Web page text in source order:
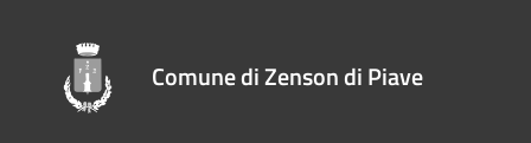
Comune di Zenson di Piave